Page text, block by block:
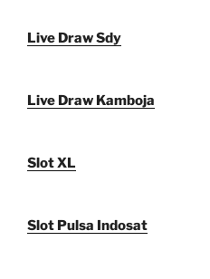
Live Draw Sdy
Live Draw Kamboja
Slot XL
Slot Pulsa Indosat